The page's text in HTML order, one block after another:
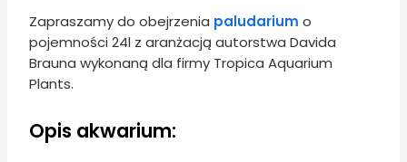
Zapraszamy do obejrzenia paludarium o
pojemności 24l z aranżacją autorstwa Davida
Brauna wykonaną dla firmy Tropica Aquarium
Plants.
Opis akwarium: